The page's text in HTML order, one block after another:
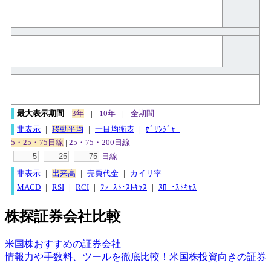
最大表示期間 3年 | 10年 |
全期間
非表示 | 移動平均 | 一目均衡表 | ﾎﾞﾘﾝｼﾞｬｰ
5・25・75日線 | 25・75・200日線
日線
非表示 | 出来高 | 売買代金 |
カイリ率
MACD | RSI | RCI | ﾌｧｰｽﾄ･ｽﾄｷｬｽ | ｽﾛｰ･ｽﾄｷｬｽ
株探証券会社比較
米国株おすすめの証券会社
情報力や手数料、ツールを徹底比較！米国株投資向きの証券